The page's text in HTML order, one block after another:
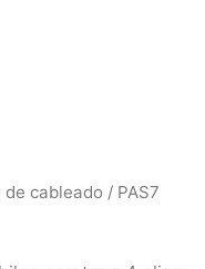
de cableado / PAS7